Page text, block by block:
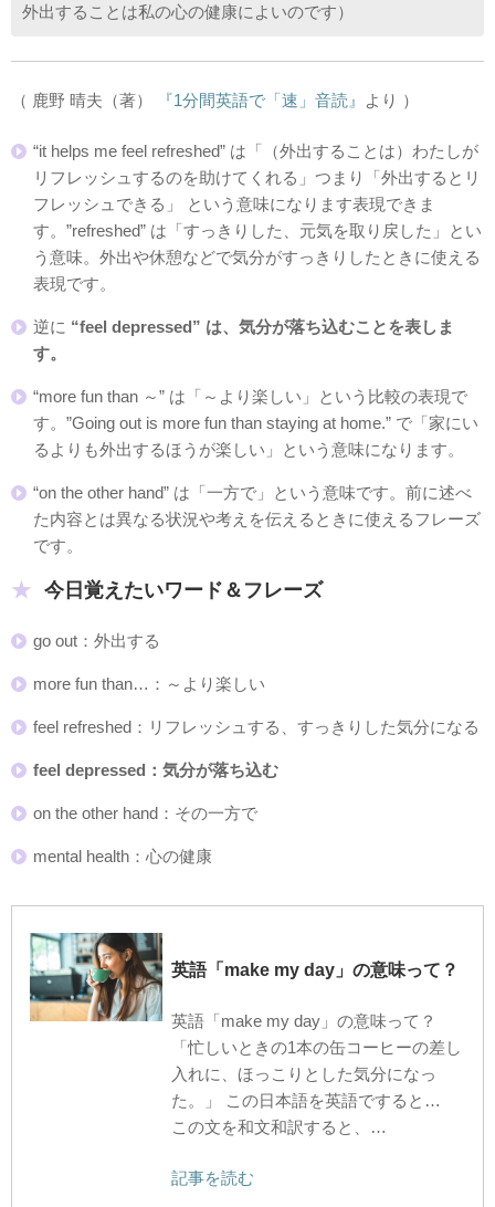
外出することは私の心の健康によいのです）
（ 鹿野 晴夫（著） 『1分間英語で「速」音読』 より ）
“it helps me feel refreshed” は「（外出することは）わたしが
リフレッシュするのを助けてくれる」つまり「外出するとリ
フレッシュできる」 という意味になります表現できま
す。”refreshed” は「すっきりした、元気を取り戻した」とい
う意味。外出や休憩などで気分がすっきりしたときに使える
表現です。
逆に “feel depressed” は、気分が落ち込むことを表しま
す。
“more fun than ～” は「～より楽しい」という比較の表現で
す。”Going out is more fun than staying at home.” で「家にい
るよりも外出するほうが楽しい」という意味になります。
“on the other hand” は「一方で」という意味です。前に述べ
た内容とは異なる状況や考えを伝えるときに使えるフレーズ
です。
今日覚えたいワード＆フレーズ
go out：外出する
more fun than…：～より楽しい
feel refreshed：リフレッシュする、すっきりした気分になる
feel depressed：気分が落ち込む
on the other hand：その一方で
mental health：心の健康
英語「make my day」の意味って？
英語「make my day」の意味って？
「忙しいときの1本の缶コーヒーの差し
入れに、ほっこりとした気分になっ
た。」 この日本語を英語ですると…
この文を和文和訳すると、…
記事を読む